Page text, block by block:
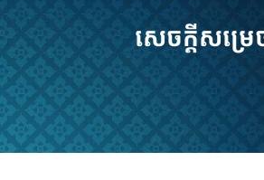
សេចក្តីសម្រេ